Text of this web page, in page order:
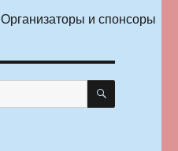
Организаторы и спонсоры
ПОИСК